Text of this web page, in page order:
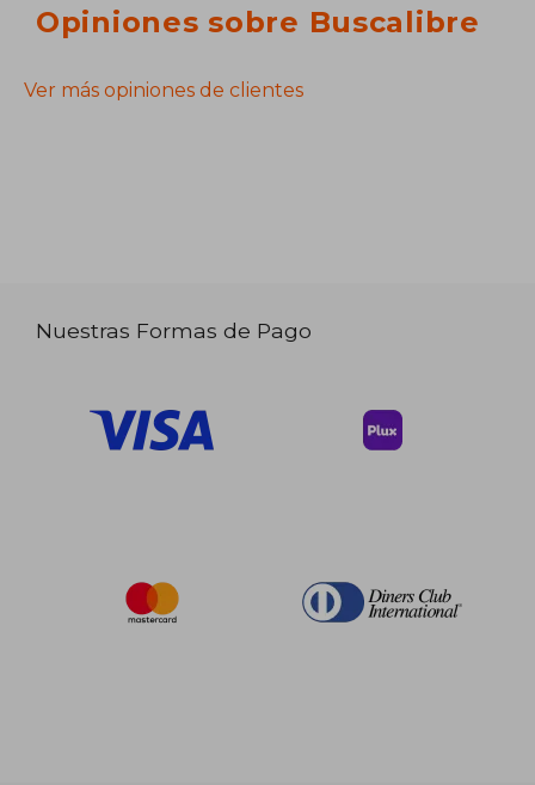
Opiniones sobre Buscalibre
Ver más opiniones de clientes
Nuestras Formas de Pago